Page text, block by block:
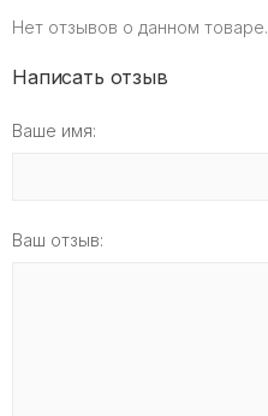
Нет отзывов о данном товаре.
Написать отзыв
Ваше имя:
Ваш отзыв: